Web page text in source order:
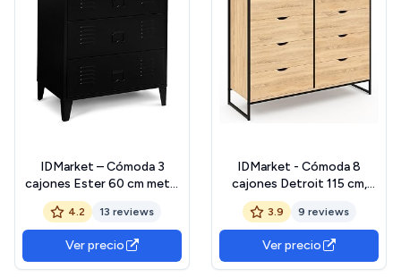
IDMarket – Cómoda 3
cajones Ester 60 cm metal
negro y bandeja forma haya
diseño industrial
4.2 13 reviews
Ver precio
IDMarket - Cómoda 8
cajones Detroit 115 cm,
diseño industrial
3.9 9 reviews
Ver precio